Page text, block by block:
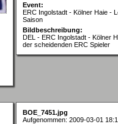
Event:
ERC Ingolstadt - Kölner Haie -
Saison
Bildbeschreibung:
DEL - ERC Ingolstadt - Kölner
der scheidenden ERC Spieler
BOE_7451.jpg
Aufgenommen: 2009-03-01